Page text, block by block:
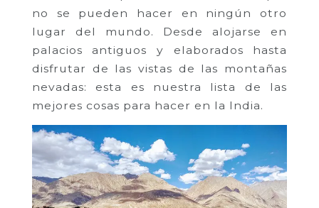
no se pueden hacer en ningún otro
lugar del mundo. Desde alojarse en
palacios antiguos y elaborados hasta
disfrutar de las vistas de las montañas
nevadas: esta es nuestra lista de las
mejores cosas para hacer en la India.